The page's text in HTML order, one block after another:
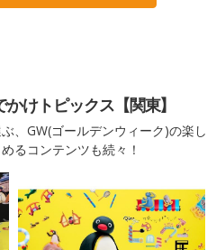
けトピックス【関東】
、GW(ゴールデンウィーク)の楽し
るコンテンツも続々！